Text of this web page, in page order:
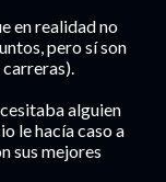
en realidad no
pero sí son
alguien
le hacía caso a
sus mejores